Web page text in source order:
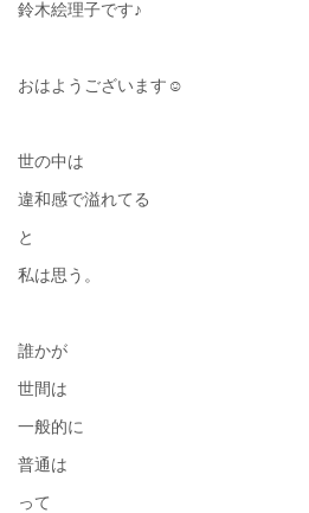
鈴木絵理子です♪
おはようございます☺︎
世の中は
違和感で溢れてる
と
私は思う。
誰かが
世間は
一般的に
普通は
って